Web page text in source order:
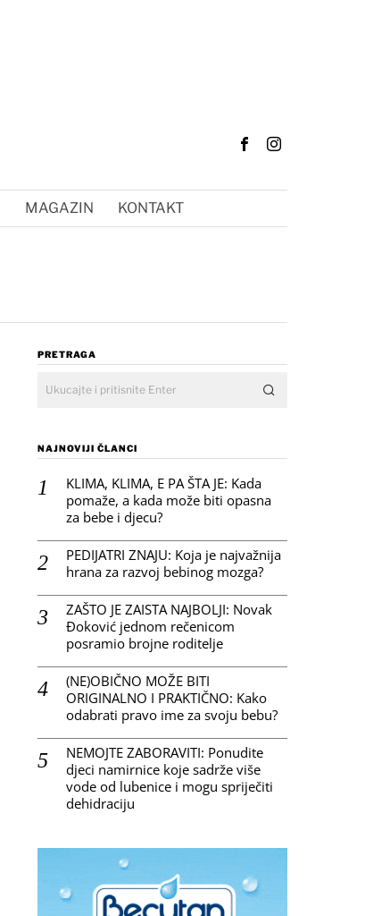
MAGAZIN KONTAKT
PRETRAGA
NAJNOVIJI ČLANCI
KLIMA, KLIMA, E PA ŠTA JE: Kada
pomaže, a kada može biti opasna
za bebe i djecu?
PEDIJATRI ZNAJU: Koja je najvažnija
hrana za razvoj bebinog mozga?
ZAŠTO JE ZAISTA NAJBOLJI: Novak
Đoković jednom rečenicom
posramio brojne roditelje
(NE)OBIČNO MOŽE BITI
ORIGINALNO I PRAKTIČNO: Kako
odabrati pravo ime za svoju bebu?
NEMOJTE ZABORAVITI: Ponudite
djeci namirnice koje sadrže više
vode od lubenice i mogu spriječiti
dehidraciju